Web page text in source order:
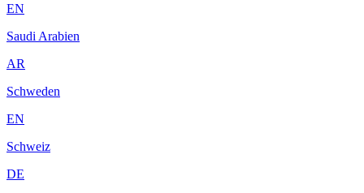
EN
Saudi Arabien
AR
Schweden
EN
Schweiz
DE